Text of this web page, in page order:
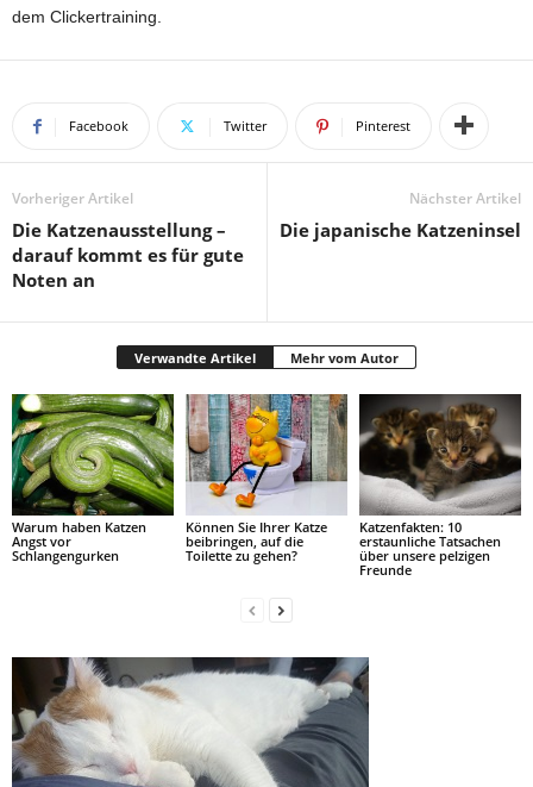
dem Clickertraining.
Facebook Twitter Pinterest
Vorheriger Artikel
Die Katzenausstellung –
darauf kommt es für gute
Noten an
Nächster Artikel
Die japanische Katzeninsel
Verwandte Artikel Mehr vom Autor
Warum haben Katzen
Angst vor
Schlangengurken
Können Sie Ihrer Katze
beibringen, auf die
Toilette zu gehen?
Katzenfakten: 10
erstaunliche Tatsachen
über unsere pelzigen
Freunde